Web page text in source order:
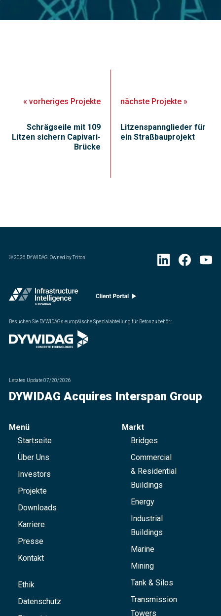
«vorheriges Projekte
Schrägseile mit 109
Litzen sichern Capivari-
Brücke
nächste Projekte»
Litzenspannglieder für
ein Straßbauprojekt
©2026 DYWIDAG. Owned by Triton
Besuchen Sie DYWIDAGs europäische Spezialabteilung für Betonzubehör.:
Letztes Update07/20/2026
DYWIDAG Acquires Interspan Group
Menü
Startseite
Über Uns
Investors
Projekte
Downloads
Karriere
Presse
Kontakt
Ethik
Datenschutz
Markt
Bridges
Commercial
& Residential
Buildings
Energy
Industrial
Buildings
Marine
Mining
Tank & Silos
Transmission
Towers